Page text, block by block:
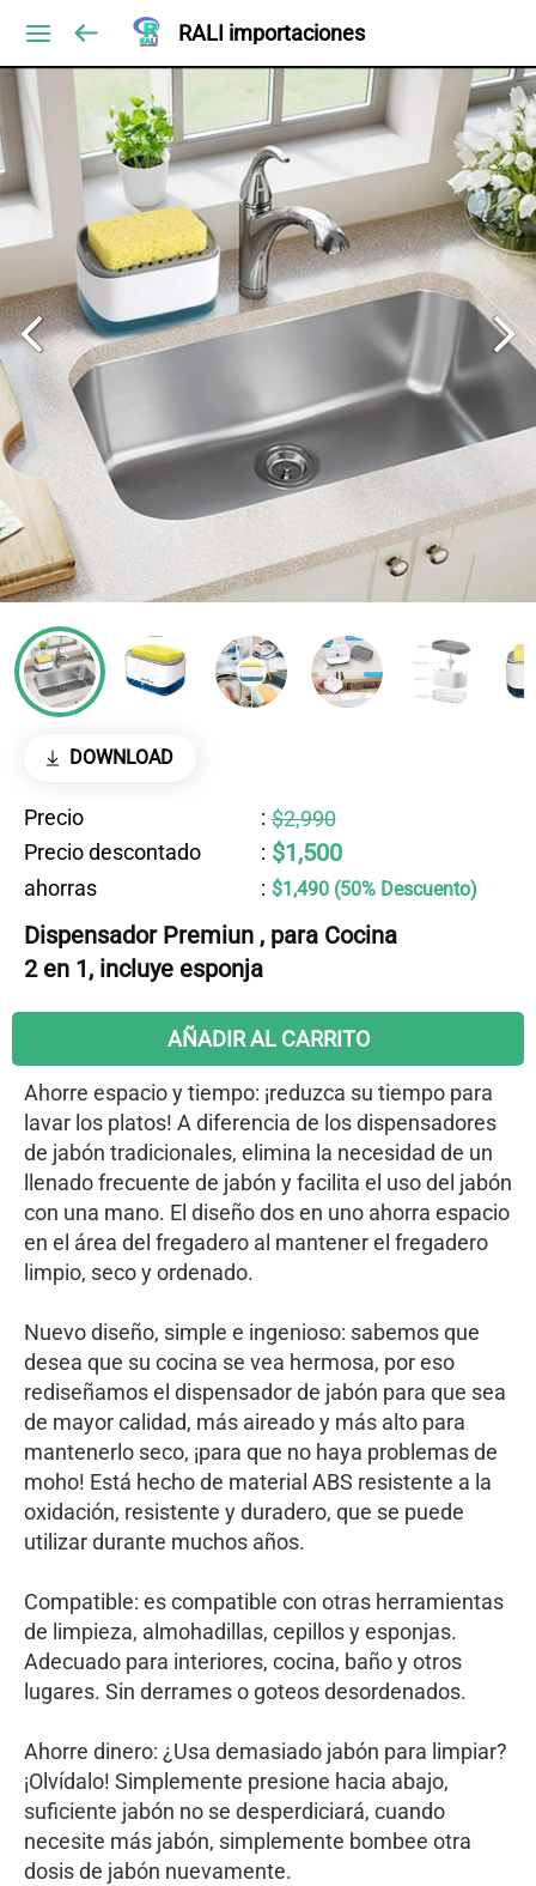
RALI importaciones
DOWNLOAD
Precio : $2,990
Precio descontado
: $1,500
ahorras : $1,490 (50% Descuento)
Dispensador Premiun , para Cocina
2 en 1, incluye esponja
AÑADIR AL CARRITO
Ahorre espacio y tiempo: ¡reduzca su tiempo para
lavar los platos! A diferencia de los dispensadores
de jabón tradicionales, elimina la necesidad de un
llenado frecuente de jabón y facilita el uso del jabón
con una mano. El diseño dos en uno ahorra espacio
en el área del fregadero al mantener el fregadero
limpio, seco y ordenado.
Nuevo diseño, simple e ingenioso: sabemos que
desea que su cocina se vea hermosa, por eso
rediseñamos el dispensador de jabón para que sea
de mayor calidad, más aireado y más alto para
mantenerlo seco, ¡para que no haya problemas de
moho! Está hecho de material ABS resistente a la
oxidación, resistente y duradero, que se puede
utilizar durante muchos años.
Compatible: es compatible con otras herramientas
de limpieza, almohadillas, cepillos y esponjas.
Adecuado para interiores, cocina, baño y otros
lugares. Sin derrames o goteos desordenados.
Ahorre dinero: ¿Usa demasiado jabón para limpiar?
¡Olvídalo! Simplemente presione hacia abajo,
suficiente jabón no se desperdiciará, cuando
necesite más jabón, simplemente bombee otra
dosis de jabón nuevamente.